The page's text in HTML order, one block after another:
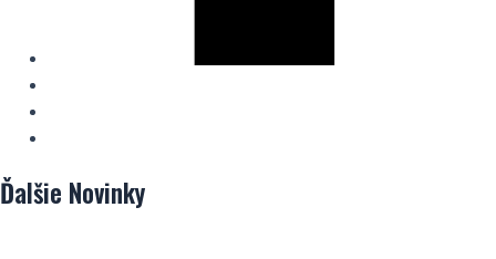
Ďalšie Novinky